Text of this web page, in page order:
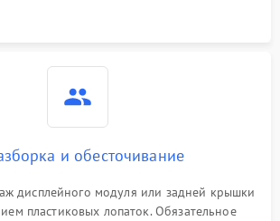
и обесточивание
дисплейного модуля или задней крышки
пластиковых лопаток. Обязательное